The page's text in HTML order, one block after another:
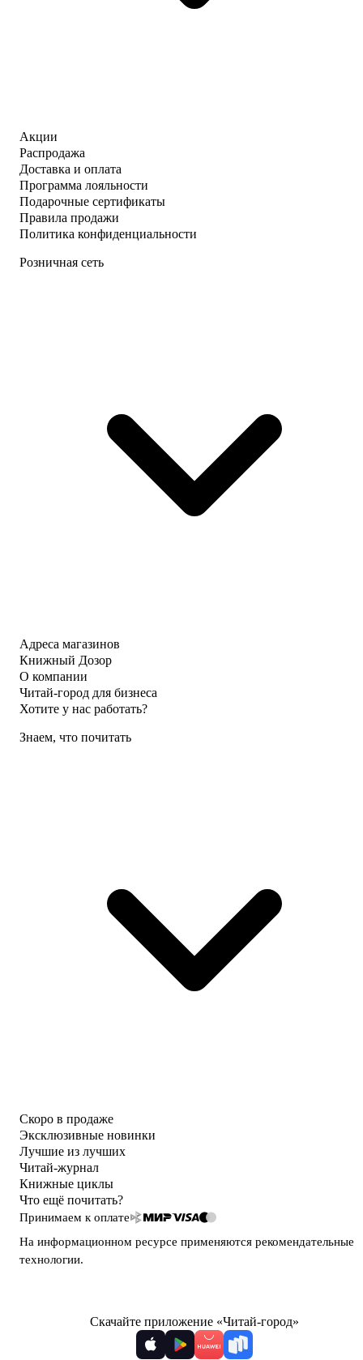
Акции
Распродажа
Доставка и оплата
Программа лояльности
Подарочные сертификаты
Правила продажи
Политика конфиденциальности
Розничная сеть
Адреса магазинов
Книжный Дозор
О компании
Читай-город для бизнеса
Хотите у нас работать?
Знаем, что почитать
Скоро в продаже
Эксклюзивные новинки
Лучшие из лучших
Читай-журнал
Книжные циклы
Что ещё почитать?
Принимаем к оплате
На информационном ресурсе применяются рекомендательные
технологии.
Скачайте приложение «Читай-город»